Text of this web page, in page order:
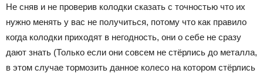
Не сняв и не проверив колодки сказать с точностью что их
нужно менять у вас не получиться, потому что как правило
когда колодки приходят в негодность, они о себе не сразу
дают знать (Только если они совсем не стёрлись до металла,
в этом случае тормозить данное колесо на котором стёрлись